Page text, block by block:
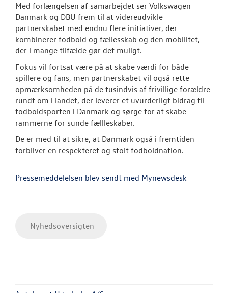
Med forlængelsen af samarbejdet ser Volkswagen
Danmark og DBU frem til at videreudvikle
partnerskabet med endnu flere initiativer, der
kombinerer fodbold og fællesskab og den mobilitet,
der i mange tilfælde gør det muligt.
Fokus vil fortsat være på at skabe værdi for både
spillere og fans, men partnerskabet vil også rette
opmærksomheden på de tusindvis af frivillige forældre
rundt om i landet, der leverer et uvurderligt bidrag til
fodboldsporten i Danmark og sørge for at skabe
rammerne for sunde fællleskaber.
De er med til at sikre, at Danmark også i fremtiden
forbliver en respekteret og stolt fodboldnation.
Pressemeddelelsen blev sendt med Mynewsdesk
Nyhedsoversigten